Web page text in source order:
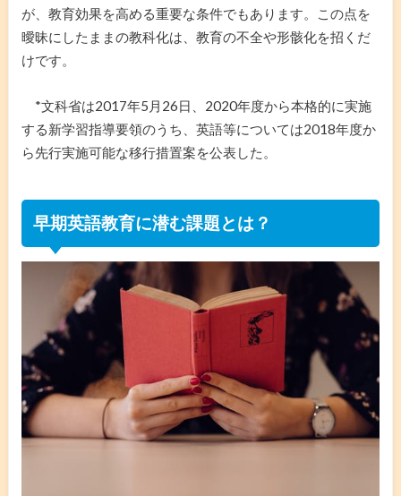
が、教育効果を高める重要な条件でもあります。この点を
曖昧にしたままの教科化は、教育の不全や形骸化を招くだ
けです。
*文科省は2017年5月26日、2020年度から本格的に実施
する新学習指導要領のうち、英語等については2018年度か
ら先行実施可能な移行措置案を公表した。
早期英語教育に潜む課題とは？